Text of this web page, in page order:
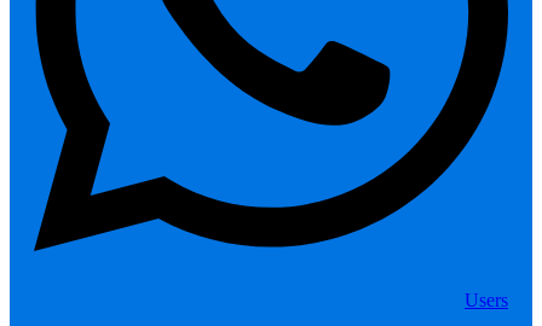
Users